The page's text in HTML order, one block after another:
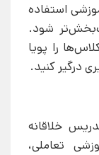
استفاده
شود.
را پویا
درگیر کنید.
خلاقانه
تعاملی،